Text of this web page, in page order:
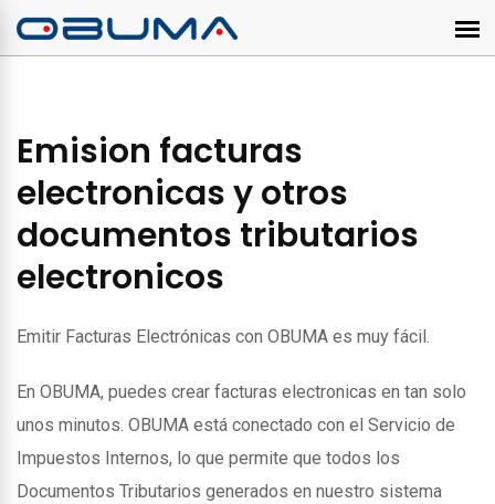
Emision facturas
electronicas y otros
documentos tributarios
electronicos
Emitir Facturas Electrónicas con OBUMA es muy fácil.
En OBUMA, puedes crear facturas electronicas en tan solo
unos minutos. OBUMA está conectado con el Servicio de
Impuestos Internos, lo que permite que todos los
Documentos Tributarios generados en nuestro sistema